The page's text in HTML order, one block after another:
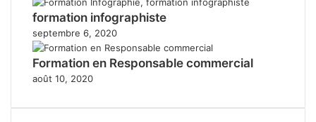
formation infographiste
septembre 6, 2020
Formation en Responsable commercial
août 10, 2020